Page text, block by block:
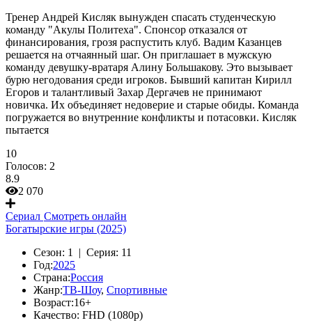
Тренер Андрей Кисляк вынужден спасать студенческую
команду "Акулы Политеха". Спонсор отказался от
финансирования, грозя распустить клуб. Вадим Казанцев
решается на отчаянный шаг. Он приглашает в мужскую
команду девушку-вратаря Алину Большакову. Это вызывает
бурю негодования среди игроков. Бывший капитан Кирилл
Егоров и талантливый Захар Дергачев не принимают
новичка. Их объединяет недоверие и старые обиды. Команда
погружается во внутренние конфликты и потасовки. Кисляк
пытается
10
Голосов: 2
8.9
2 070
Сериал Смотреть онлайн
Богатырские игры (2025)
Сезон: 1 | Серия: 11
Год:2025
Страна:Россия
Жанр:ТВ-Шоу, Спортивные
Возраст:16+
Качество: FHD (1080p)